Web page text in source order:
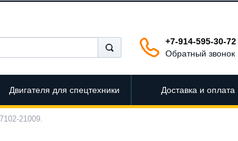
+7-914-595-30-72
Обратный звонок
Двигателя для спецтехники Доставка и оплата
21009.